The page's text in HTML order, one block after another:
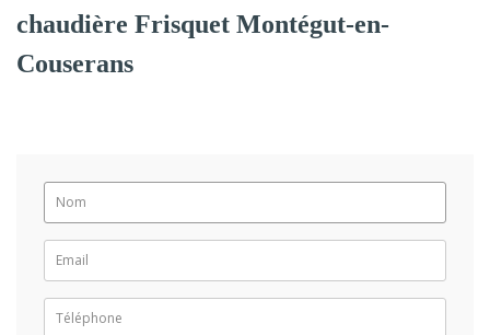
chaudière Frisquet Montégut-en-
Couserans